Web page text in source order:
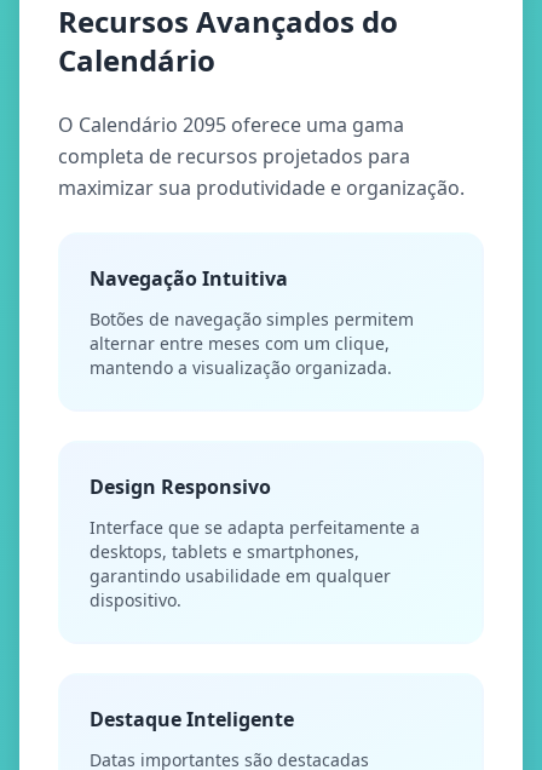
Recursos Avançados do
Calendário
O Calendário 2095 oferece uma gama
completa de recursos projetados para
maximizar sua produtividade e organização.
Navegação Intuitiva
Botões de navegação simples permitem
alternar entre meses com um clique,
mantendo a visualização organizada.
Design Responsivo
Interface que se adapta perfeitamente a
desktops, tablets e smartphones,
garantindo usabilidade em qualquer
dispositivo.
Destaque Inteligente
Datas importantes são destacadas